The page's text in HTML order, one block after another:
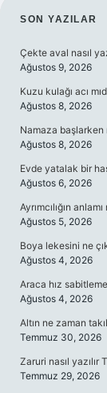
SON YAZILAR
Çekte aval nasıl
Ağustos 9, 2026
Kuzu kulağı acı
Ağustos 8, 2026
Namaza başlarken
Ağustos 8, 2026
Evde yatalak bir
Ağustos 6, 2026
Ayrımcılığın
Ağustos 5, 2026
Boya lekesini ne
Ağustos 4, 2026
Araca hız sabitleme
Ağustos 4, 2026
Altın ne zaman
Temmuz 30, 2026
Zaruri nasıl yazılır
Temmuz 29, 2026